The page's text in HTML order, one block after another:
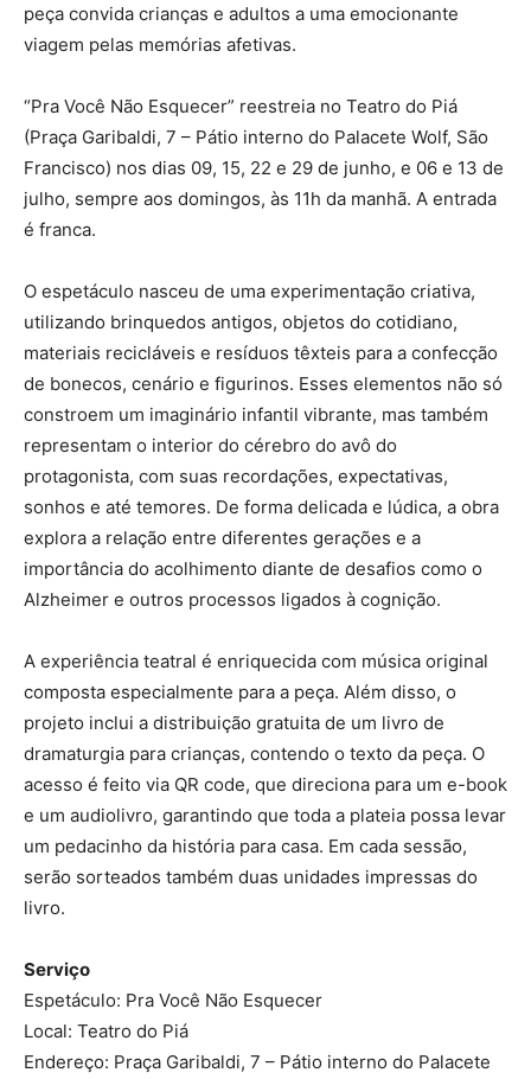
peça convida crianças e adultos a uma emocionante
viagem pelas memórias afetivas.
“Pra Você Não Esquecer” reestreia no Teatro do Piá
(Praça Garibaldi, 7 – Pátio interno do Palacete Wolf, São
Francisco) nos dias 09, 15, 22 e 29 de junho, e 06 e 13 de
julho, sempre aos domingos, às 11h da manhã. A entrada
é franca.
O espetáculo nasceu de uma experimentação criativa,
utilizando brinquedos antigos, objetos do cotidiano,
materiais recicláveis e resíduos têxteis para a confecção
de bonecos, cenário e figurinos. Esses elementos não só
constroem um imaginário infantil vibrante, mas também
representam o interior do cérebro do avô do
protagonista, com suas recordações, expectativas,
sonhos e até temores. De forma delicada e lúdica, a obra
explora a relação entre diferentes gerações e a
importância do acolhimento diante de desafios como o
Alzheimer e outros processos ligados à cognição.
A experiência teatral é enriquecida com música original
composta especialmente para a peça. Além disso, o
projeto inclui a distribuição gratuita de um livro de
dramaturgia para crianças, contendo o texto da peça. O
acesso é feito via QR code, que direciona para um e-book
e um audiolivro, garantindo que toda a plateia possa levar
um pedacinho da história para casa. Em cada sessão,
serão sorteados também duas unidades impressas do
livro.
Serviço
Espetáculo: Pra Você Não Esquecer
Local: Teatro do Piá
Endereço: Praça Garibaldi, 7 – Pátio interno do Palacete